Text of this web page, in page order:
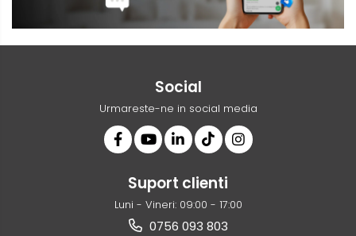
Social
Urmareste-ne in social media
Suport clienti
Luni - Vineri: 09:00 - 17:00
0756 093 803